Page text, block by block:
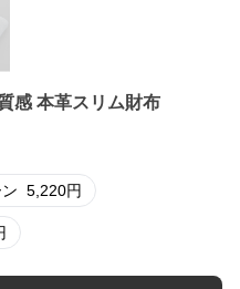
感 本革スリム財布
5,220円